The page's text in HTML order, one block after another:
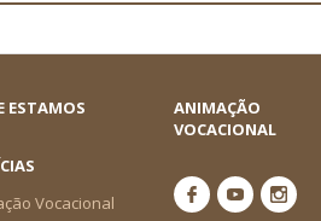
ESTAMOS
ANIMAÇÃO
VOCACIONAL
Vocacional